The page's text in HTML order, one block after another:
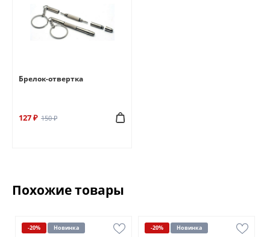
Брелок-отвертка
127 ₽ 150 ₽
Похожие товары
-20% Новинка -20% Новинка